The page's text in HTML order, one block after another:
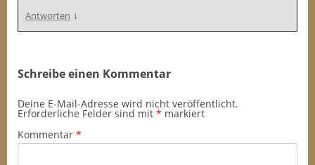
Antworten ↓
Schreibe einen Kommentar
Deine E-Mail-Adresse wird nicht veröffentlicht.
Erforderliche Felder sind mit * markiert
Kommentar *